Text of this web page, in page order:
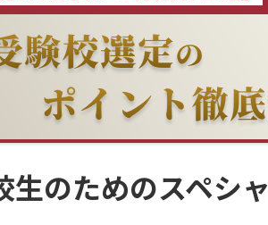
生のためのスペシ